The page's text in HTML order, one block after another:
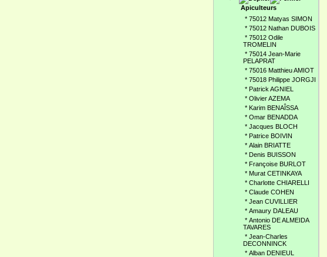
Apiculteurs
* 75012 Matyas SIMON
* 75012 Nathan DUBOIS
* 75012 Odile
TROMELIN
* 75014 Jean-Marie
PELAPRAT
* 75016 Matthieu AMIOT
* 75018 Philippe JORGJI
* Patrick AGNIEL
* Olivier AZEMA
* Karim BENAÎSSA
* Omar BENADDA
* Jacques BLOCH
* Patrice BOIVIN
* Alain BRIATTE
* Denis BUISSON
* Françoise BURLOT
* Murat CETINKAYA
* Charlotte CHIARELLI
* Claude COHEN
* Jean CUVILLIER
* Amaury DALEAU
* Antonio DE ALMEIDA
TAVARES
* Jean-Charles
DECONNINCK
* Alban DENIEUL